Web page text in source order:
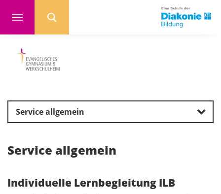
Service allgemein
Service allgemein
Individuelle Lernbegleitung ILB